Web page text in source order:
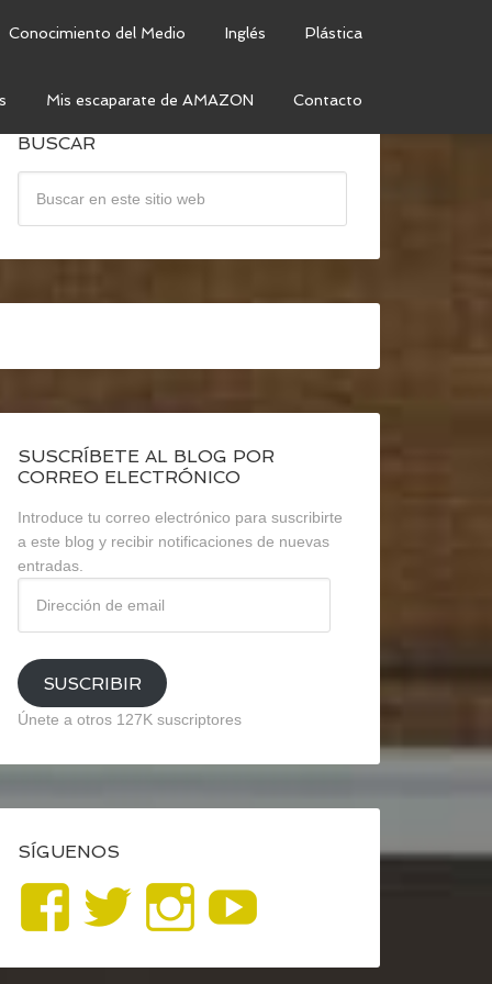
Conocimiento del Medio Inglés Plástica
Mis escaparate de AMAZON Contacto
BUSCAR
SUSCRÍBETE AL BLOG POR
CORREO ELECTRÓNICO
Introduce tu correo electrónico para suscribirte
a este blog y recibir notificaciones de nuevas
entradas.
email
SUSCRIBIR
Únete a otros 127K suscriptores
SÍGUENOS
Ver
perfil
Ver
perfil
Ver
perfil